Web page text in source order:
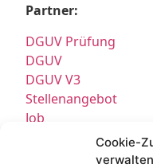
Cookie-
verwalten
Partner:
DGUV Prüfung
DGUV
DGUV V3
Stellenangebot
Job
E Service GmbH
E Check GmbH